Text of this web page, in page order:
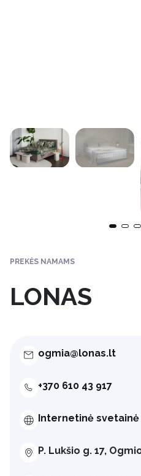
PREKĖS NAMAMS
LONAS
ogmia@lonas.lt
+370 610 43 917
Internetinė svetainė
P. Lukšio g. 17,